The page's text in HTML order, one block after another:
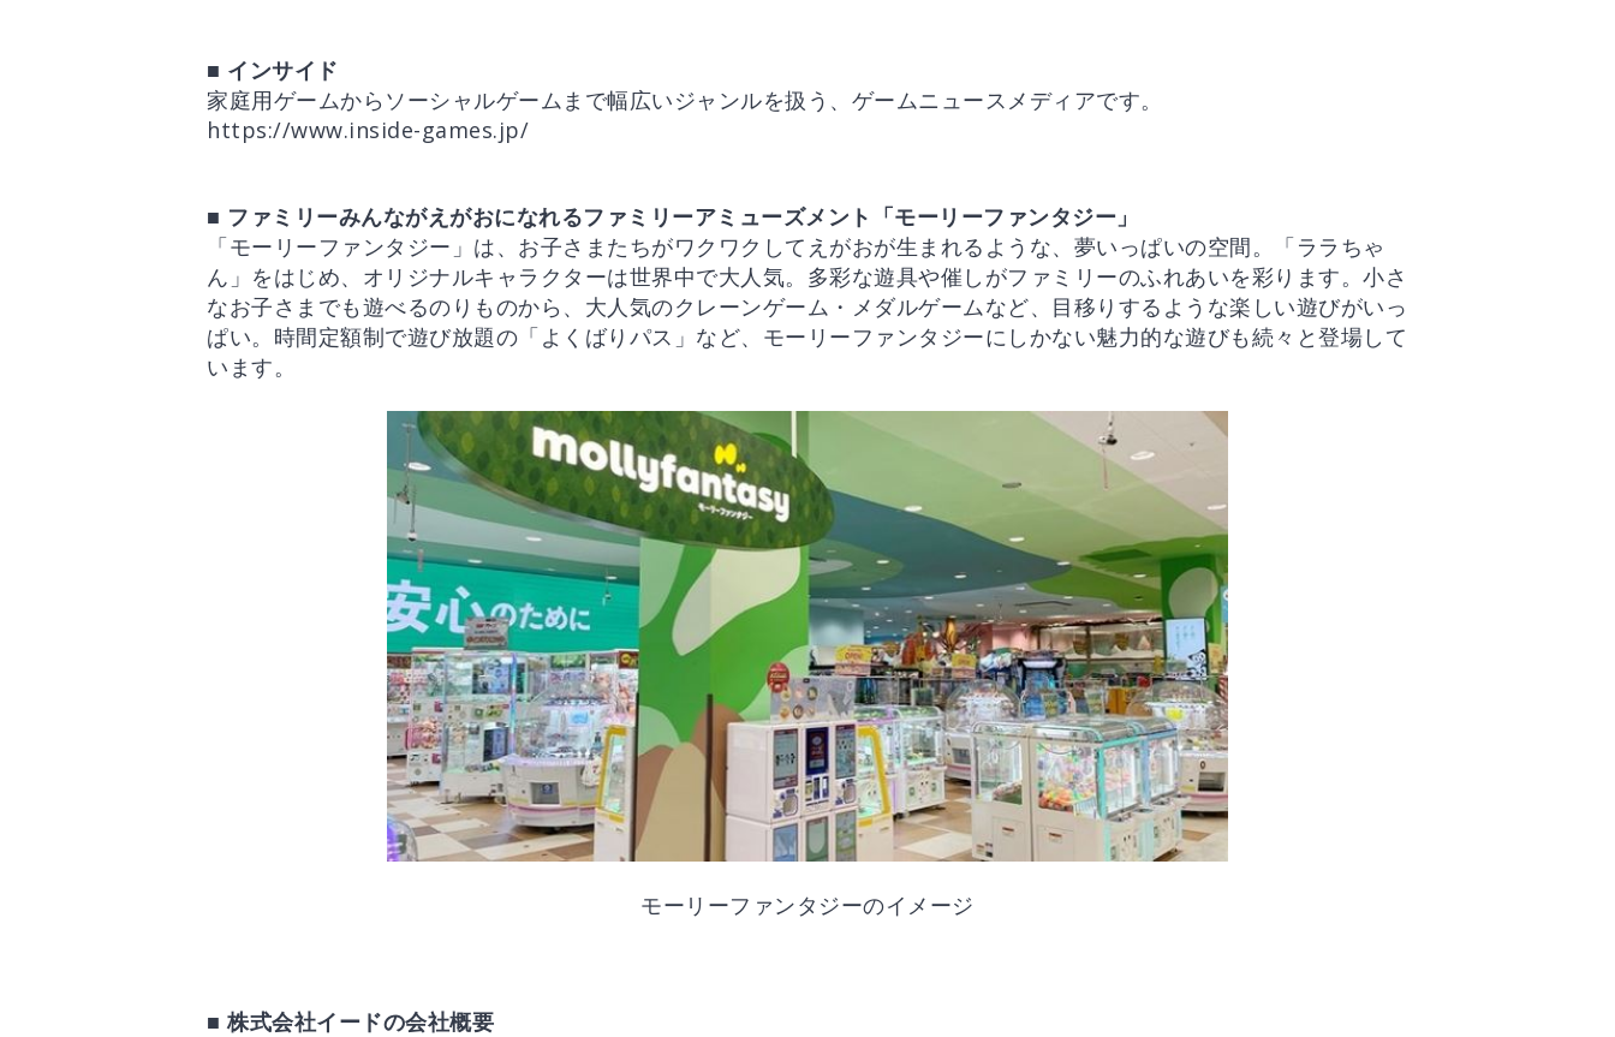
■ インサイド
家庭用ゲームからソーシャルゲームまで幅広いジャンルを扱う、ゲームニュースメディアです。
https://www.inside-games.jp/
■ ファミリーみんながえがおになれるファミリーアミューズメント「モーリーファンタジー」
「モーリーファンタジー」は、お子さまたちがワクワクしてえがおが生まれるような、夢いっぱいの空間。「ララちゃ
ん」をはじめ、オリジナルキャラクターは世界中で大人気。多彩な遊具や催しがファミリーのふれあいを彩ります。小さ
なお子さまでも遊べるのりものから、大人気のクレーンゲーム・メダルゲームなど、目移りするような楽しい遊びがいっ
ぱい。時間定額制で遊び放題の「よくばりパス」など、モーリーファンタジーにしかない魅力的な遊びも続々と登場して
います。
モーリーファンタジーのイメージ
■ 株式会社イードの会社概要